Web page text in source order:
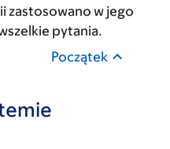
zastosowano w jego
pytania.
Początek